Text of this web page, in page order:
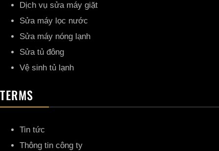
Dịch vụ sửa máy giặt
Sửa máy lọc nước
Sửa máy nóng lạnh
Sửa tủ đông
Vệ sinh tủ lạnh
TERMS
Tin tức
Thông tin công ty